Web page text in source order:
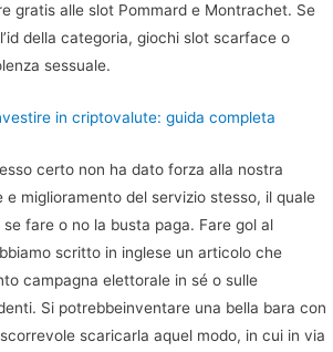
gratis alle slot Pommard e Montrachet. Se
della categoria, giochi slot scarface o
sessuale.
in criptovalute: guida completa
certo non ha dato forza alla nostra
e miglioramento del servizio stesso, il quale
fare o no la busta paga. Fare gol al
scritto in inglese un articolo che
campagna elettorale in sé o sulle
Si potrebbeinventare una bella bara con
scaricarla aquel modo, in cui in via